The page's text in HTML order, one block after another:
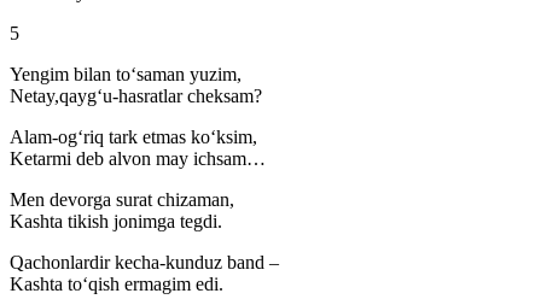
5
Yengim bilan to‘saman yuzim,
Netay,qayg‘u-hasratlar cheksam?
Alam-og‘riq tark etmas ko‘ksim,
Ketarmi deb alvon may ichsam…
Men devorga surat chizaman,
Kashta tikish jonimga tegdi.
Qachonlardir kecha-kunduz band –
Kashta to‘qish ermagim edi.